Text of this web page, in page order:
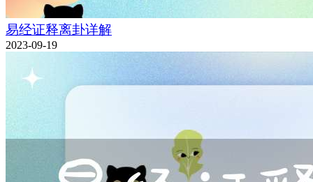
易经证释离卦详解
2023-09-19